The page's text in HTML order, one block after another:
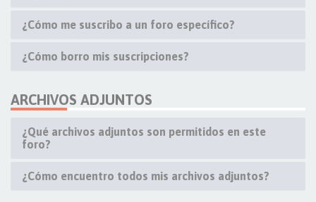
¿Cómo me suscribo a un foro específico?
¿Cómo borro mis suscripciones?
ARCHIVOS ADJUNTOS
¿Qué archivos adjuntos son permitidos en este
foro?
¿Cómo encuentro todos mis archivos adjuntos?